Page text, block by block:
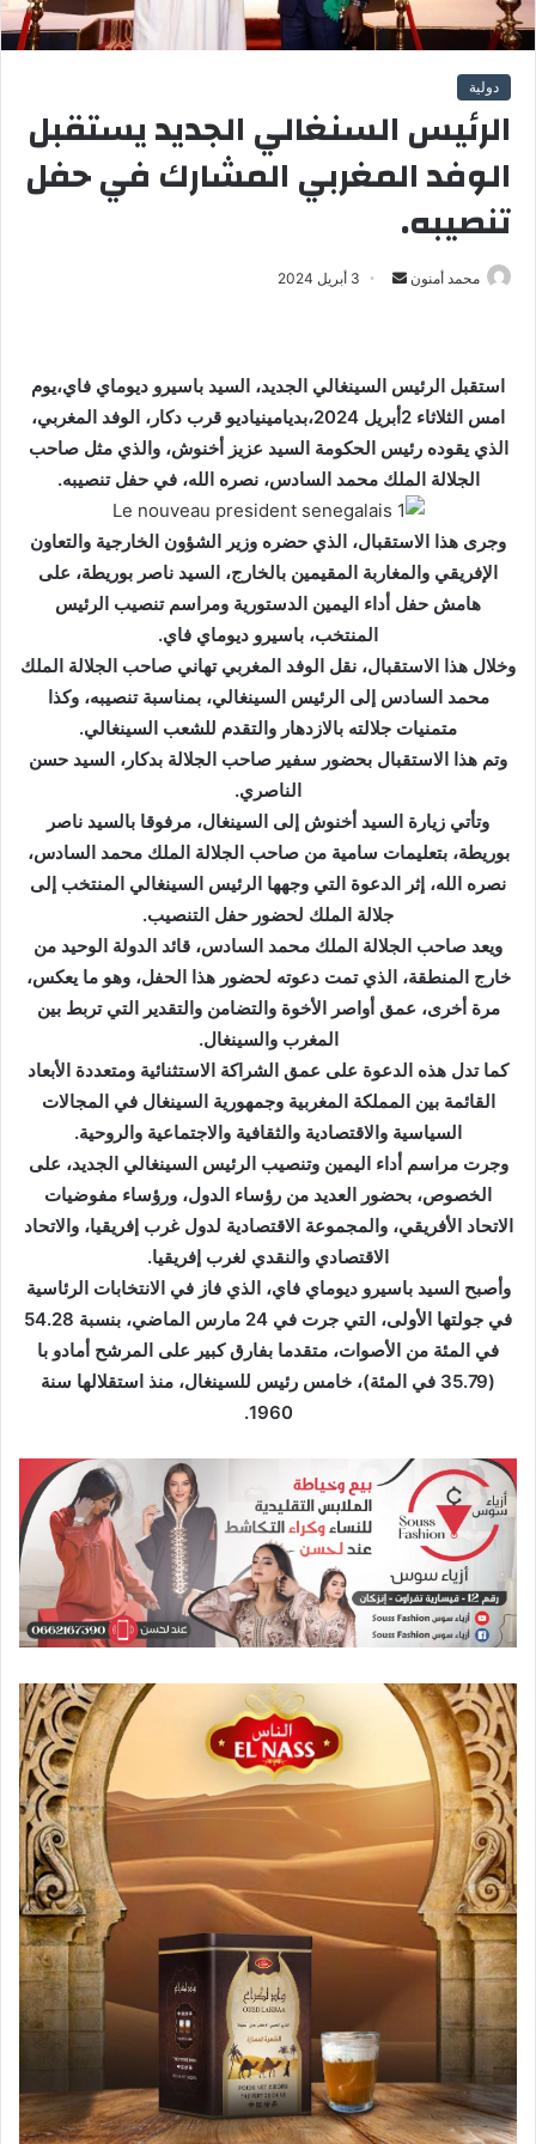
دولية
الرئيس السنغالي الجديد يستقبل
الوفد المغربي المشارك في حفل
تنصيبه.
محمد أمنون
ر
ي
د
ا
إ
ل
ك
و
ن
ي
ا
3 أبريل 2024
استقبل الرئيس السينغالي الجديد، السيد باسيرو ديوماي فاي،يوم
امس الثلاثاء 2أبريل 2024،بديامينياديو قرب دكار، الوفد المغربي،
الذي يقوده رئيس الحكومة السيد عزيز أخنوش، والذي مثل صاحب
الجلالة الملك محمد السادس، نصره الله، في حفل تنصيبه.
وجرى هذا الاستقبال، الذي حضره وزير الشؤون الخارجية والتعاون
الإفريقي والمغاربة المقيمين بالخارج، السيد ناصر بوريطة، على
هامش حفل أداء اليمين الدستورية ومراسم تنصيب الرئيس
المنتخب، باسيرو ديوماي فاي.
وخلال هذا الاستقبال، نقل الوفد المغربي تهاني صاحب الجلالة الملك
محمد السادس إلى الرئيس السينغالي، بمناسبة تنصيبه، وكذا
متمنيات جلالته بالازدهار والتقدم للشعب السينغالي.
وتم هذا الاستقبال بحضور سفير صاحب الجلالة بدكار، السيد حسن
الناصري.
وتأتي زيارة السيد أخنوش إلى السينغال، مرفوقا بالسيد ناصر
بوريطة، بتعليمات سامية من صاحب الجلالة الملك محمد السادس،
نصره الله، إثر الدعوة التي وجهها الرئيس السينغالي المنتخب إلى
جلالة الملك لحضور حفل التنصيب.
ويعد صاحب الجلالة الملك محمد السادس، قائد الدولة الوحيد من
خارج المنطقة، الذي تمت دعوته لحضور هذا الحفل، وهو ما يعكس،
مرة أخرى، عمق أواصر الأخوة والتضامن والتقدير التي تربط بين
المغرب والسينغال.
كما تدل هذه الدعوة على عمق الشراكة الاستثنائية ومتعددة الأبعاد
القائمة بين المملكة المغربية وجمهورية السينغال في المجالات
السياسية والاقتصادية والثقافية والاجتماعية والروحية.
وجرت مراسم أداء اليمين وتنصيب الرئيس السينغالي الجديد، على
الخصوص، بحضور العديد من رؤساء الدول، ورؤساء مفوضيات
الاتحاد الأفريقي، والمجموعة الاقتصادية لدول غرب إفريقيا، والاتحاد
الاقتصادي والنقدي لغرب إفريقيا.
وأصبح السيد باسيرو ديوماي فاي، الذي فاز في الانتخابات الرئاسية
في جولتها الأولى، التي جرت في 24 مارس الماضي، بنسبة 54.28
في المئة من الأصوات، متقدما بفارق كبير على المرشح أمادو با
(35.79 في المئة)، خامس رئيس للسينغال، منذ استقلالها سنة
1960.